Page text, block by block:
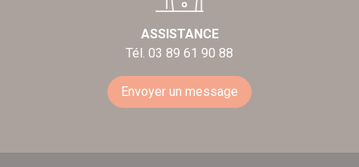
ASSISTANCE
Tél. 03 89 61 90 88
Envoyer un message